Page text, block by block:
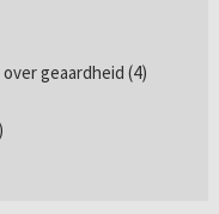
geaardheid (4)